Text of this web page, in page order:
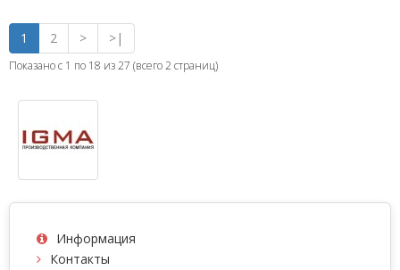
1 2 > >|
Показано с 1 по 18 из 27 (всего 2 страниц)
Информация
Контакты